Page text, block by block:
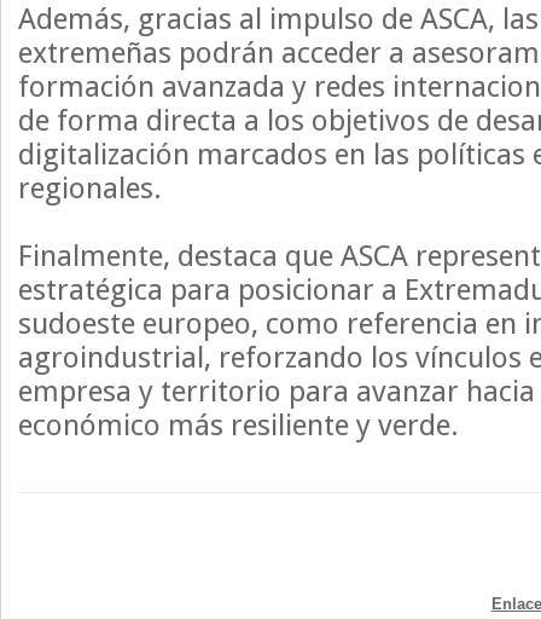
Además, gracias al impulso de ASCA,
extremeñas podrán acceder a
formación avanzada y redes
de forma directa a los objetivos de
digitalización marcados en las políticas
regionales.
Finalmente, destaca que ASCA
estratégica para posicionar a
sudoeste europeo, como referencia en
agroindustrial, reforzando los vínculos
empresa y territorio para avanzar
económico más resiliente y verde.